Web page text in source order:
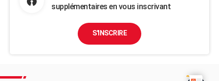
supplémentaires en vous inscrivant
S'INSCRIRE